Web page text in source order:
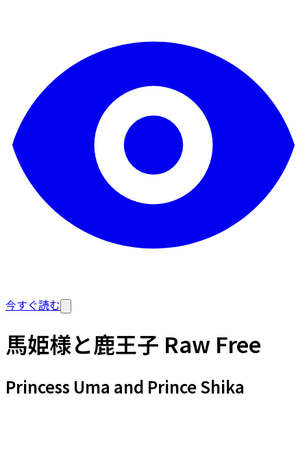
今すぐ読む
馬姫様と鹿王子 Raw Free
Princess Uma and Prince Shika